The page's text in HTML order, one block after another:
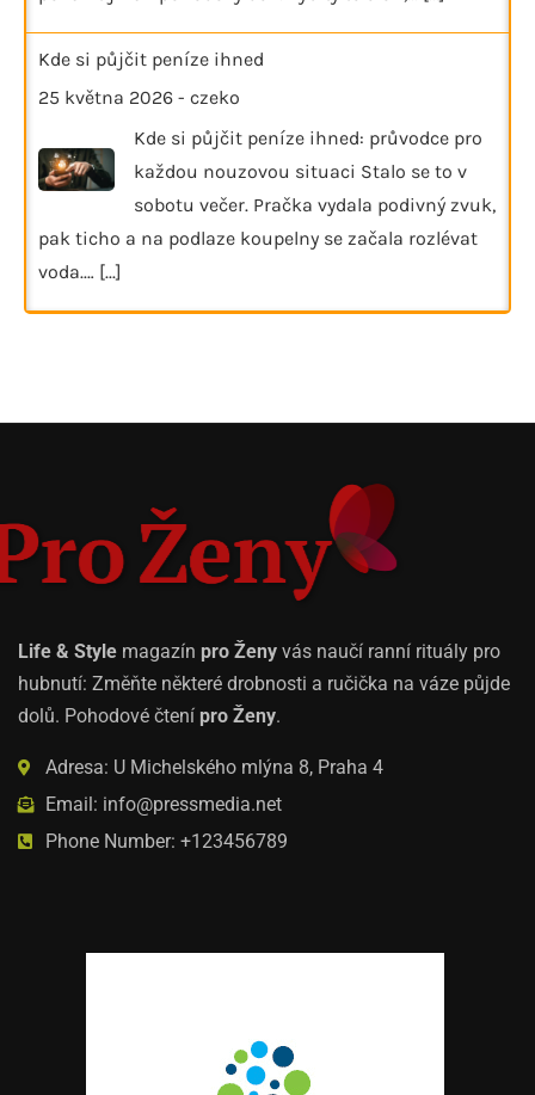
Kde si půjčit peníze ihned
25 května 2026 - czeko
Kde si půjčit peníze ihned: průvodce pro
každou nouzovou situaci Stalo se to v
sobotu večer. Pračka vydala podivný zvuk,
pak ticho a na podlaze koupelny se začala rozlévat
voda.… [...]
Life & Style magazín pro Ženy vás naučí ranní rituály pro
hubnutí: Změňte některé drobnosti a ručička na váze půjde
dolů. Pohodové čtení pro Ženy.
Adresa: U Michelského mlýna 8, Praha 4
Email: info@pressmedia.net
Phone Number: +123456789